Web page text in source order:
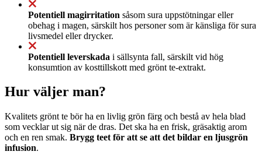
Potentiell magirritation såsom sura uppstötningar eller
obehag i magen, särskilt hos personer som är känsliga för sura
livsmedel eller drycker.
Potentiell leverskada i sällsynta fall, särskilt vid hög
konsumtion av kosttillskott med grönt te-extrakt.
Hur väljer man?
Kvalitets grönt te bör ha en livlig grön färg och bestå av hela blad
som vecklar ut sig när de dras. Det ska ha en frisk, gräsaktig arom
och en ren smak. Brygg teet för att se att det bildar en ljusgrön
infusion.